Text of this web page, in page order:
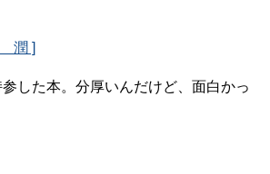
潤 ]
した本。分厚いんだけど、面白かっ